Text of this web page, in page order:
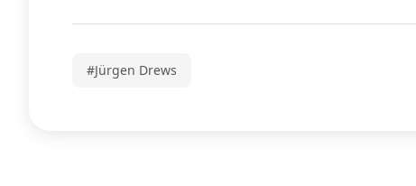
#Jürgen Drews